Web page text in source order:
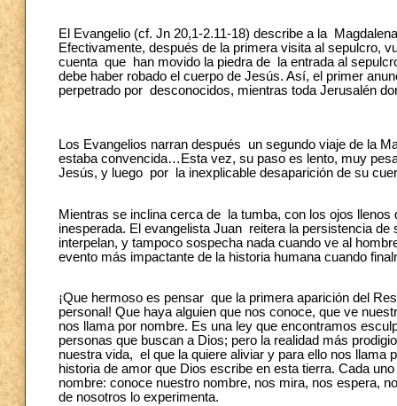
El Evangelio (cf. Jn 20,1-2.11-18) describe a la
Efectivamente, después de la primera visita al sepulcro,
cuenta que han movido la piedra de la entrada al
debe haber robado el cuerpo de Jesús. Así, el primer
perpetrado por desconocidos, mientras toda Jerusalén
Los Evangelios narran después un segundo viaje de la
estaba convencida…Esta vez, su paso es lento, muy
Jesús, y luego por la inexplicable desaparición de su
Mientras se inclina cerca de la tumba, con los ojos
inesperada. El evangelista Juan reitera la persistencia
interpelan, y tampoco sospecha nada cuando ve al
evento más impactante de la historia humana cuando
¡Que hermoso es pensar que la primera aparición del
personal! Que haya alguien que nos conoce, que ve
nos llama por nombre. Es una ley que encontramos
personas que buscan a Dios; pero la realidad más
nuestra vida, el que la quiere aliviar y para ello nos llama
historia de amor que Dios escribe en esta tierra. Cada
nombre: conoce nuestro nombre, nos mira, nos espera,
de nosotros lo experimenta.